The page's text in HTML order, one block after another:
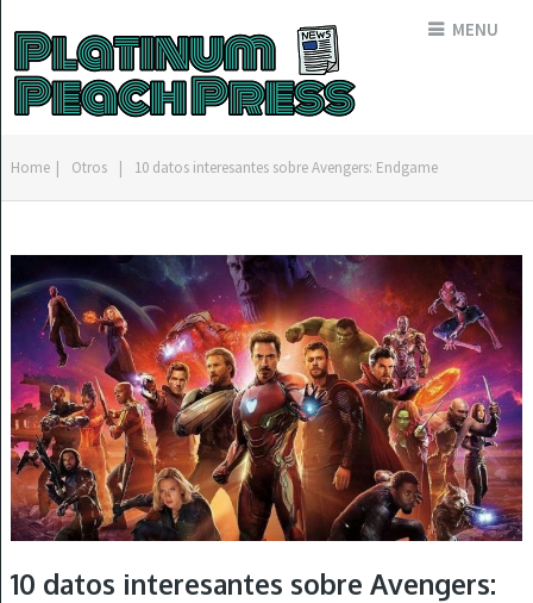
MENU
Home | Otros | 10 datos interesantes sobre Avengers: Endgame
10 datos interesantes sobre Avengers: